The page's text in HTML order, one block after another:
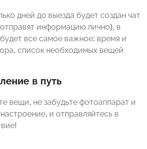
дней до выезда будет создан чат
информацию лично), в
все самое важное: время и
список необходимых вещей
в путь
вещи, не забудьте фотоаппарат и
и отправляйтесь в